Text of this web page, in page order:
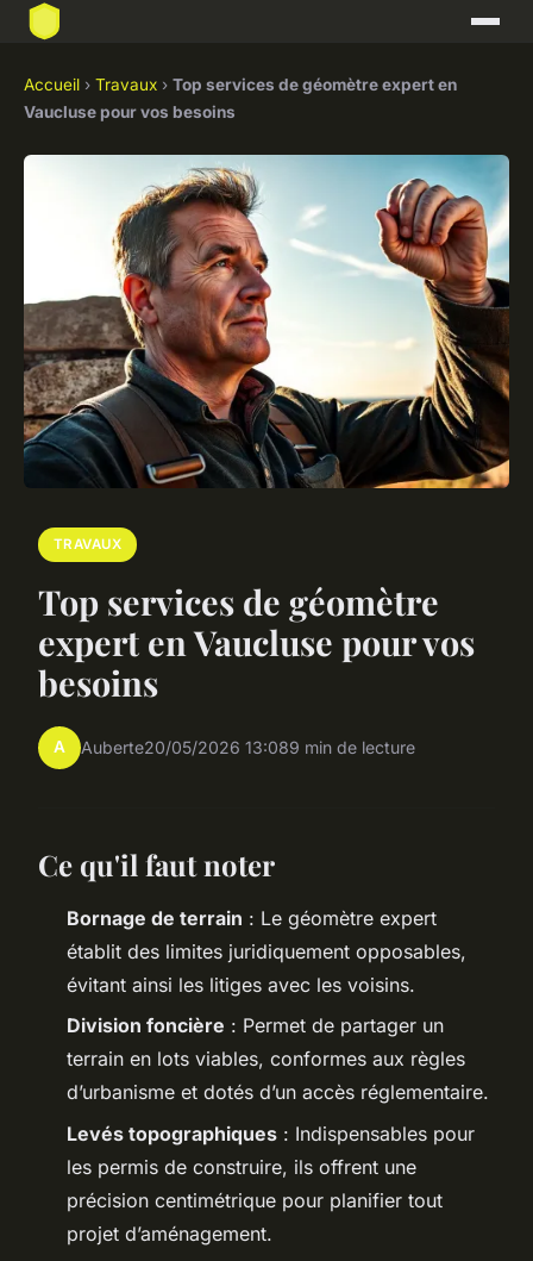
Accueil › Travaux › Top services de géomètre expert en
Vaucluse pour vos besoins
TRAVAUX
Top services de géomètre
expert en Vaucluse pour vos
besoins
A Auberte20/05/2026 13:089 min de lecture
Ce qu'il faut noter
Bornage de terrain : Le géomètre expert
établit des limites juridiquement opposables,
évitant ainsi les litiges avec les voisins.
Division foncière : Permet de partager un
terrain en lots viables, conformes aux règles
d’urbanisme et dotés d’un accès réglementaire.
Levés topographiques : Indispensables pour
les permis de construire, ils offrent une
précision centimétrique pour planifier tout
projet d’aménagement.